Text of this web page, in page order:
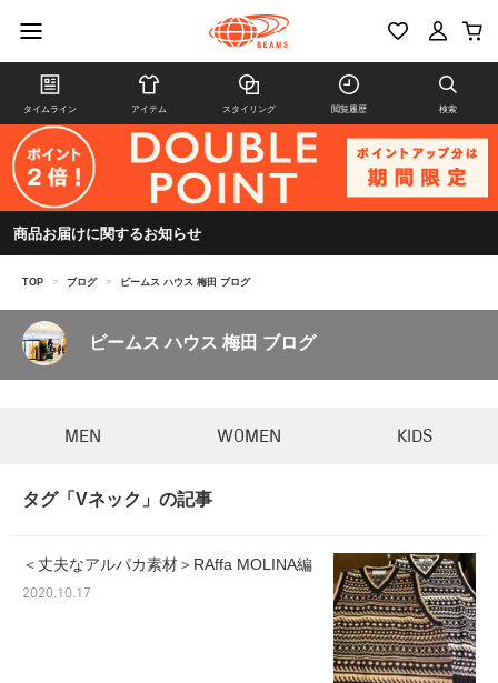
タイムライン アイテム スタイリング 閲覧履歴 検索
商品お届けに関するお知らせ
TOP > ブログ > ビームス ハウス 梅田 ブログ
ビームス ハウス 梅田 ブログ
MEN WOMEN KIDS
タグ「Vネック」の記事
＜丈夫なアルパカ素材＞RAffa MOLINA編
2020.10.17